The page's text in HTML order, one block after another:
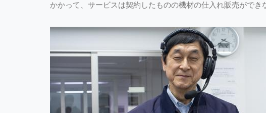
かかって、サービスは契約したものの機材の仕入れ販売ができ